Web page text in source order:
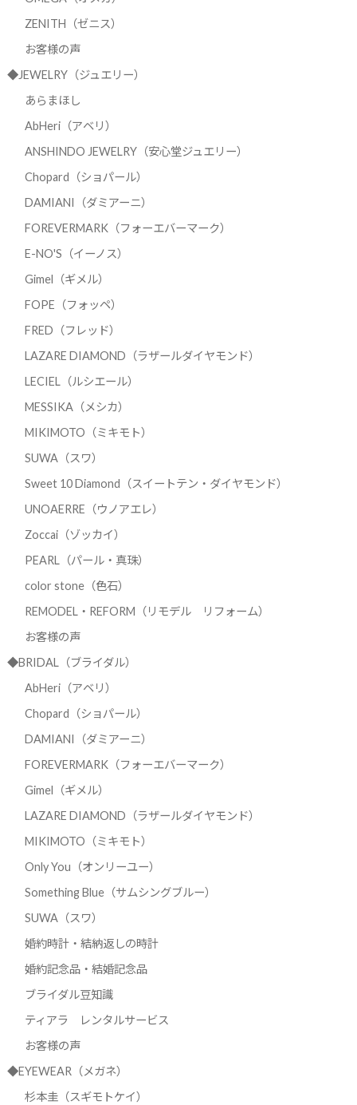
ZENITH（ゼニス）
お客様の声
◆JEWELRY（ジュエリー）
あらまほし
AbHeri（アベリ）
ANSHINDO JEWELRY（安心堂ジュエリー）
Chopard（ショパール）
DAMIANI（ダミアーニ）
FOREVERMARK（フォーエバーマーク）
E-NO'S（イーノス）
Gimel（ギメル）
FOPE（フォッペ）
FRED（フレッド）
LAZARE DIAMOND（ラザールダイヤモンド）
LECIEL（ルシエール）
MESSIKA（メシカ）
MIKIMOTO（ミキモト）
SUWA（スワ）
Sweet 10 Diamond（スイートテン・ダイヤモンド）
UNOAERRE（ウノアエレ）
Zoccai（ゾッカイ）
PEARL（パール・真珠）
color stone（色石）
REMODEL・REFORM（リモデル リフォーム）
お客様の声
◆BRIDAL（ブライダル）
AbHeri（アベリ）
Chopard（ショパール）
DAMIANI（ダミアーニ）
FOREVERMARK（フォーエバーマーク）
Gimel（ギメル）
LAZARE DIAMOND（ラザールダイヤモンド）
MIKIMOTO（ミキモト）
Only You（オンリーユー）
Something Blue（サムシングブルー）
SUWA（スワ）
婚約時計・結納返しの時計
婚約記念品・結婚記念品
ブライダル豆知識
ティアラ レンタルサービス
お客様の声
◆EYEWEAR（メガネ）
杉本圭（スギモトケイ）